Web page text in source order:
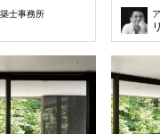
士事務所